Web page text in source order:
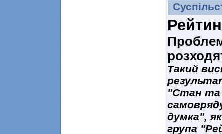
Такий
"Стан та
думка",
група